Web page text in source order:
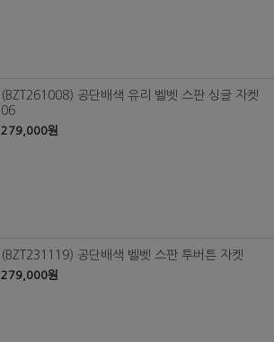
(BZT261008) 공단배색 유리 벨벳 스판 싱글 자켓
06
279,000원
(BZT231119) 공단배색 벨벳 스판 투버튼 자켓
279,000원